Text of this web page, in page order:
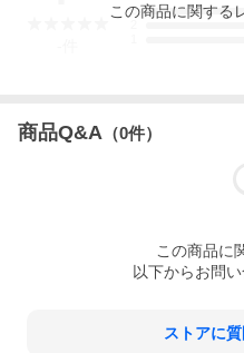
≪ギフト対応について≫
3
この商品に関する
商品Q&A （0件）
この商品に
以下からお問い
ストアに